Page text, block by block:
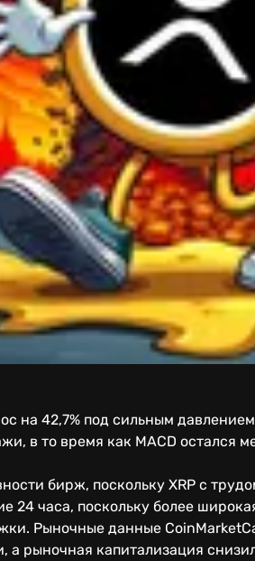
на 42,7% под сильным
в то время как MACD остался
бирж, поскольку XRP с
24 часа, поскольку более
Рыночные данные
рыночная капитализация